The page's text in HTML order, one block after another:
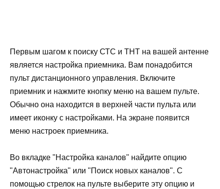
Первым шагом к поиску СТС и ТНТ на вашей антенне
является настройка приемника. Вам понадобится
пульт дистанционного управления. Включите
приемник и нажмите кнопку меню на вашем пульте.
Обычно она находится в верхней части пульта или
имеет иконку с настройками. На экране появится
меню настроек приемника.
Во вкладке "Настройка каналов" найдите опцию
"Автонастройка" или "Поиск новых каналов". С
помощью стрелок на пульте выберите эту опцию и